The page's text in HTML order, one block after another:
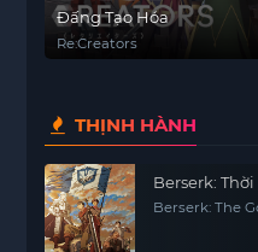
Đấng Tạo Hóa
Re:Creators
THỊNH HÀNH
Berserk:
Berserk: The